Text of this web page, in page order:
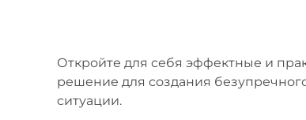
Откройте для себя эффектные и
решение для создания
ситуации.